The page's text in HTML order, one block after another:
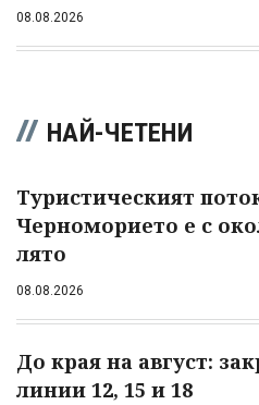
08.08.2026
НАЙ-ЧЕТЕНИ
Туристическият
Черноморието е с
лято
08.08.2026
До края на август:
линии 12, 15 и 18